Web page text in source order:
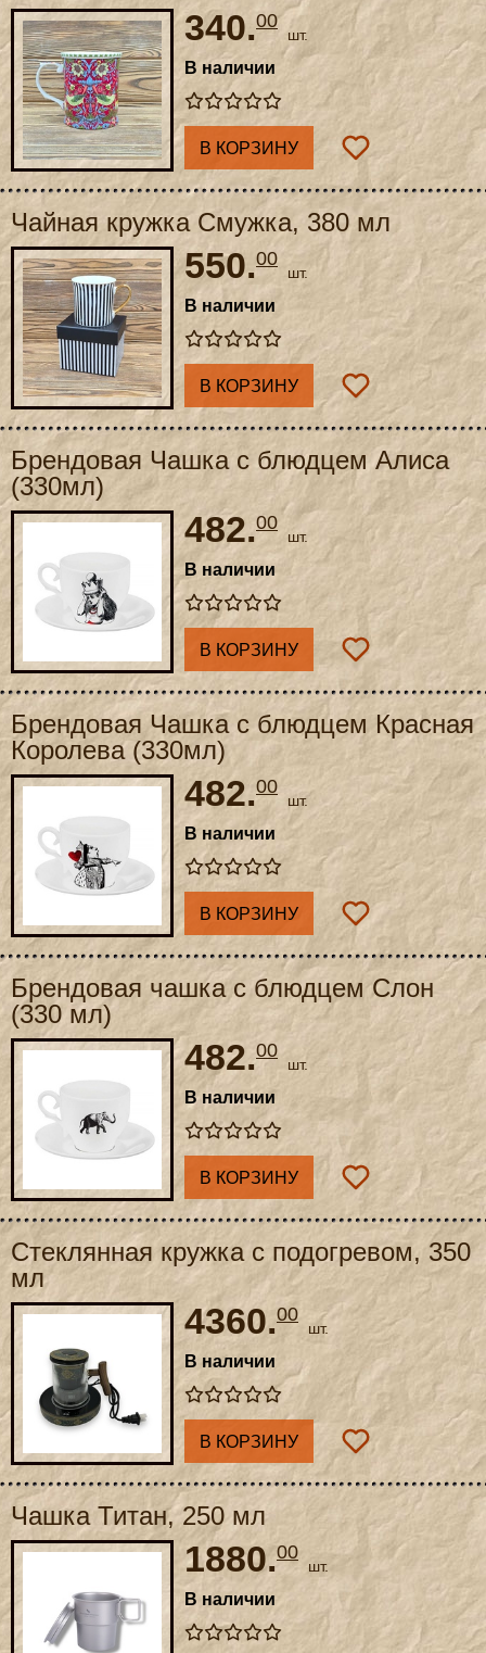
340.00
шт.
В наличии
В КОРЗИНУ
Чайная кружка Смужка, 380 мл
550.00
шт.
В наличии
В КОРЗИНУ
Брендовая Чашка с блюдцем Алиса
(330мл)
482.00
шт.
В наличии
В КОРЗИНУ
Брендовая Чашка с блюдцем Красная
Королева (330мл)
482.00
шт.
В наличии
В КОРЗИНУ
Брендовая чашка с блюдцем Слон
(330 мл)
482.00
шт.
В наличии
В КОРЗИНУ
Стеклянная кружка с подогревом, 350
мл
4360.00
шт.
В наличии
В КОРЗИНУ
Чашка Титан, 250 мл
1880.00
шт.
В наличии